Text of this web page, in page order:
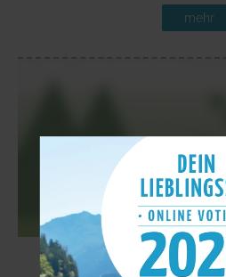
mehr
Kutjesjaure